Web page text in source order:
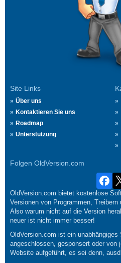
Site Links
Über uns
Kontaktieren Sie uns
Roadmap
Unterstützung
Folgen OldVersion.com
OldVersion.com bietet kostenlose
Versionen von Programmen, Treibern
Also warum nicht auf die Version
neuer ist nicht immer besser!
OldVersion.com ist ein
angeschlossen, gesponsert oder von
Website aufgeführt, es sei denn,